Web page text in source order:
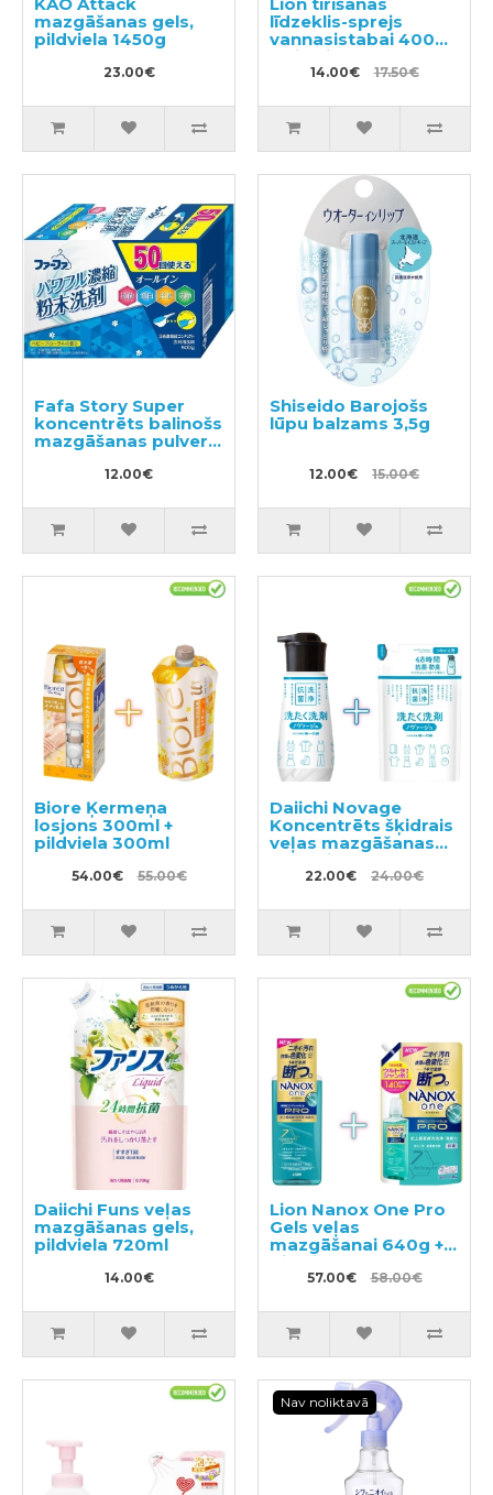
mazgāšanas gels,
pildviela 1450g
23.00€
līdzeklis-sprejs
vannasistabai 400ml
+ pildviela 350ml
14.00€ 17.50€
Fafa Story Super
koncentrēts balinošs
mazgāšanas pulveris
12.00€
Shiseido Barojošs
lūpu balzams 3,5g
12.00€ 15.00€
Biore Ķermeņa
losjons 300ml +
pildviela 300ml
54.00€ 55.00€
Daiichi Novage
Koncentrēts šķidrais
veļas mazgāšanas
līdzeklis 300ml +
pildviela 270ml
22.00€ 24.00€
Daiichi Funs veļas
mazgāšanas gels,
pildviela 720ml
14.00€
Lion Nanox One Pro
Gels veļas
mazgāšanai 640g +
pildviela 1400g
57.00€ 58.00€
Nav noliktavā